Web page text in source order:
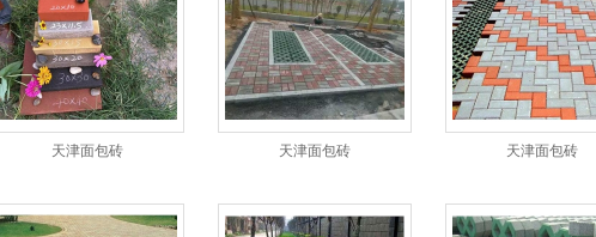
天津面包砖 天津面包砖 天津面包砖